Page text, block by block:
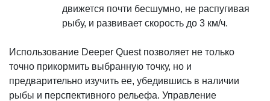
движется почти бесшумно, не распугивая
рыбу, и развивает скорость до 3 км/ч.
Использование Deeper Quest позволяет не только
точно прикормить выбранную точку, но и
предварительно изучить ее, убедившись в наличии
рыбы и перспективного рельефа. Управление